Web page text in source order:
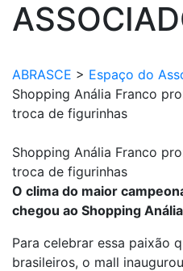
ABRASCE > Espaço do
Shopping Anália Franco
troca de figurinhas
Shopping Anália Franco
troca de figurinhas
O clima do maior
chegou ao Shopping
Para celebrar essa paixão
brasileiros, o mall